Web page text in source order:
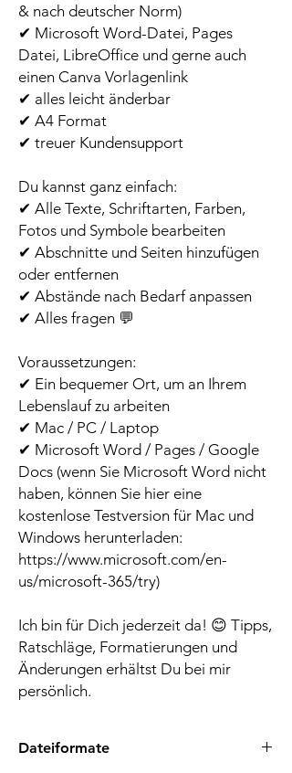
& nach deutscher Norm)
✔ Microsoft Word-Datei, Pages
Datei, LibreOffice und gerne auch
einen Canva Vorlagenlink
✔ alles leicht änderbar
✔ A4 Format
✔ treuer Kundensupport
Du kannst ganz einfach:
✔ Alle Texte, Schriftarten, Farben,
Fotos und Symbole bearbeiten
✔ Abschnitte und Seiten hinzufügen
oder entfernen
✔ Abstände nach Bedarf anpassen
✔ Alles fragen 💬
Voraussetzungen:
✔ Ein bequemer Ort, um an Ihrem
Lebenslauf zu arbeiten
✔ Mac / PC / Laptop
✔ Microsoft Word / Pages / Google
Docs (wenn Sie Microsoft Word nicht
haben, können Sie hier eine
kostenlose Testversion für Mac und
Windows herunterladen:
https://www.microsoft.com/en-
us/microsoft-365/try)
Ich bin für Dich jederzeit da! 😊 Tipps,
Ratschläge, Formatierungen und
Änderungen erhältst Du bei mir
persönlich.
Dateiformate